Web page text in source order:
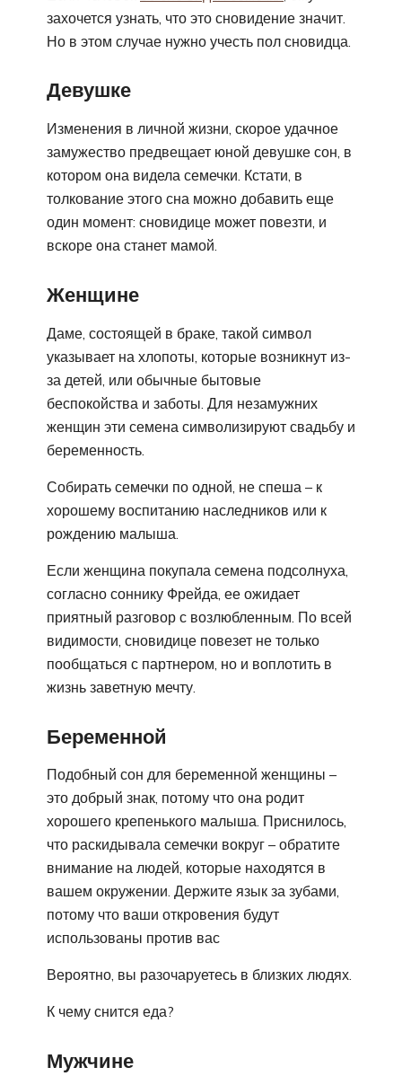
захочется узнать, что это сновидение значит.
Но в этом случае нужно учесть пол сновидца.
Девушке
Изменения в личной жизни, скорое удачное
замужество предвещает юной девушке сон, в
котором она видела семечки. Кстати, в
толкование этого сна можно добавить еще
один момент: сновидице может повезти, и
вскоре она станет мамой.
Женщине
Даме, состоящей в браке, такой символ
указывает на хлопоты, которые возникнут из-
за детей, или обычные бытовые
беспокойства и заботы. Для незамужних
женщин эти семена символизируют свадьбу и
беременность.
Собирать семечки по одной, не спеша – к
хорошему воспитанию наследников или к
рождению малыша.
Если женщина покупала семена подсолнуха,
согласно соннику Фрейда, ее ожидает
приятный разговор с возлюбленным. По всей
видимости, сновидице повезет не только
пообщаться с партнером, но и воплотить в
жизнь заветную мечту.
Беременной
Подобный сон для беременной женщины –
это добрый знак, потому что она родит
хорошего крепенького малыша. Приснилось,
что раскидывала семечки вокруг – обратите
внимание на людей, которые находятся в
вашем окружении. Держите язык за зубами,
потому что ваши откровения будут
использованы против вас
Вероятно, вы разочаруетесь в близких людях.
К чему снится еда?
Мужчине